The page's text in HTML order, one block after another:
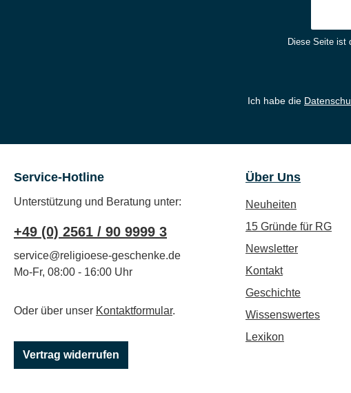
*
Diese Seite ist
Ich habe die
Service-Hotline
Unterstützung und Beratung unter:
+49 (0) 2561 / 90 9999 3
service@religioese-geschenke.de
Mo-Fr, 08:00 - 16:00 Uhr
Oder über unser Kontaktformular.
Vertrag widerrufen
Über Uns
Neuheiten
15 Gründe für RG
Newsletter
Kontakt
Geschichte
Wissenswertes
Lexikon